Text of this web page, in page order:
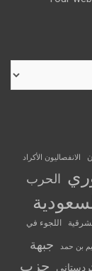
الانفصاليون الأكراد
الحرب
اللجوء في
بن حمد
جبهة
حزب